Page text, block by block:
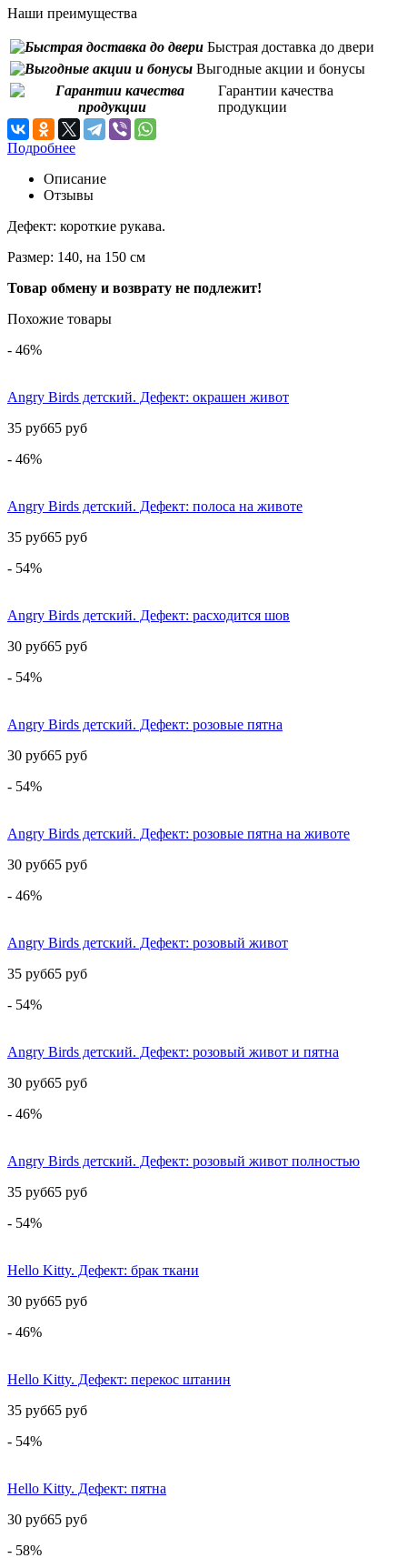
Наши преимущества
Быстрая доставка до двери
Выгодные акции и бонусы
Гарантии качества
продукции
Подробнее
Описание
Отзывы
Дефект: короткие рукава.
Размер: 140, на 150 см
Товар обмену и возврату не подлежит!
Похожие товары
- 46%
Angry Birds детский. Дефект: окрашен живот
35 руб65 руб
- 46%
Angry Birds детский. Дефект: полоса на животе
35 руб65 руб
- 54%
Angry Birds детский. Дефект: расходится шов
30 руб65 руб
- 54%
Angry Birds детский. Дефект: розовые пятна
30 руб65 руб
- 54%
Angry Birds детский. Дефект: розовые пятна на животе
30 руб65 руб
- 46%
Angry Birds детский. Дефект: розовый живот
35 руб65 руб
- 54%
Angry Birds детский. Дефект: розовый живот и пятна
30 руб65 руб
- 46%
Angry Birds детский. Дефект: розовый живот полностью
35 руб65 руб
- 54%
Hello Kitty. Дефект: брак ткани
30 руб65 руб
- 46%
Hello Kitty. Дефект: перекос штанин
35 руб65 руб
- 54%
Hello Kitty. Дефект: пятна
30 руб65 руб
- 58%